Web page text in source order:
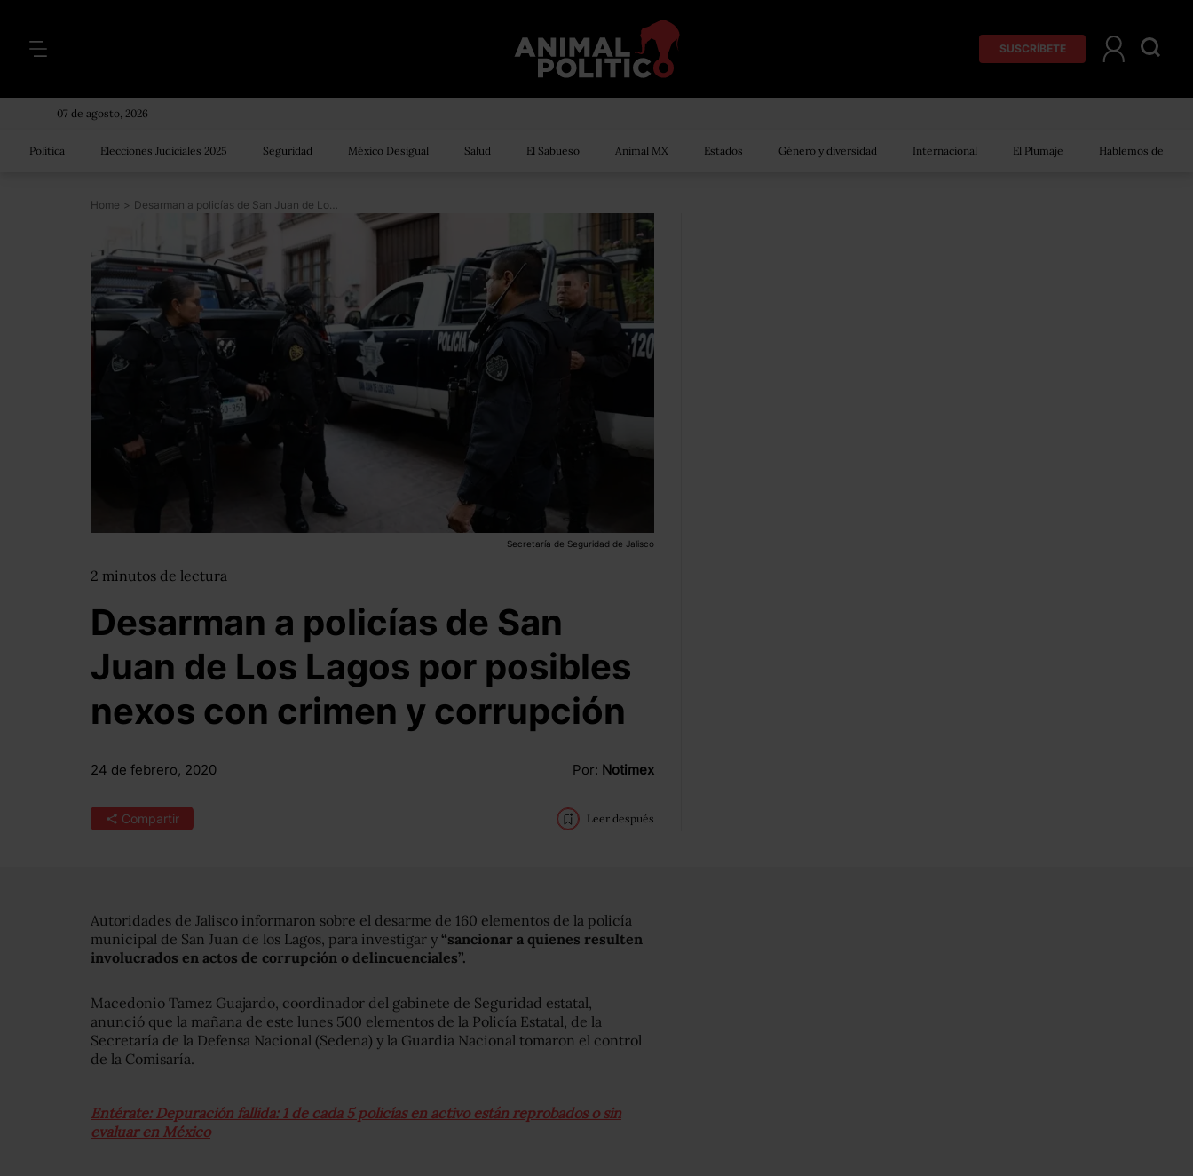
SUSCRÍBETE
07 de agosto, 2026
Política Elecciones Judiciales 2025 Seguridad México Desigual Salud El Sabueso Animal MX Estados Género y diversidad Internacional El Plumaje Hablemos de
Home > Desarman a policías de San Juan de Los Lagos por posibles nexos con crimen y corrupción
Secretaría de Seguridad de Jalisco
2 minutos de lectura
Desarman a policías de San
Juan de Los Lagos por posibles
nexos con crimen y corrupción
24 de febrero, 2020 Por: Notimex
Compartir Leer después
Autoridades de Jalisco informaron sobre el desarme de 160 elementos de la policía
municipal de San Juan de los Lagos, para investigar y “sancionar a quienes resulten
involucrados en actos de corrupción o delincuenciales”.
Macedonio Tamez Guajardo, coordinador del gabinete de Seguridad estatal,
anunció que la mañana de este lunes 500 elementos de la Policía Estatal, de la
Secretaría de la Defensa Nacional (Sedena) y la Guardia Nacional tomaron el control
de la Comisaría.
Entérate: Depuración fallida: 1 de cada 5 policías en activo están reprobados o sin
evaluar en México